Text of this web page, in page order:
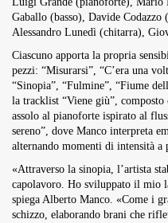
Gaballo (basso), Davide Codazzo
Alessandro Lunedì (chitarra),
Ciascuno apporta la propria
pezzi: “Misurarsi”, “C’era una
“Sinopia”, “Fulmine”, “Fiume
la tracklist “Viene giù”,
assolo al pianoforte ispirato al
sereno”, dove Manco interpreta
alternando momenti di intensità a
«Attraverso la sinopia, l’artista
capolavoro. Ho sviluppato il mio
spiega Alberto Manco. «Come i
schizzo, elaborando brani che